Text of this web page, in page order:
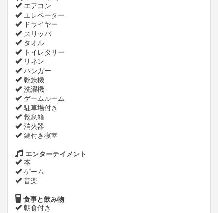
エアコン
エレベーター
ドライヤー
スリッパ
タオル
トイレタリー
リネン
ハンガー
乾燥機
洗濯機
ゲームルーム
駐車場付き
救急箱
消火器
鍵付き寝室
エンターテイメント
本
ゲーム
音楽
食事と飲み物
朝食付き